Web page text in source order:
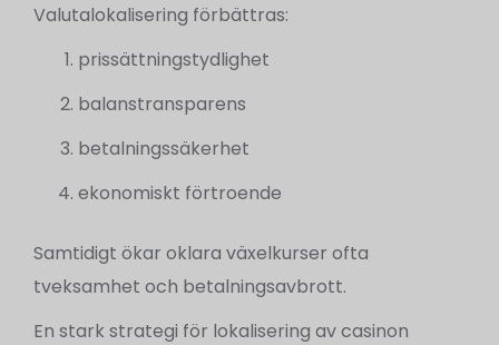
Valutalokalisering förbättras:
prissättningstydlighet
balanstransparens
betalningssäkerhet
ekonomiskt förtroende
Samtidigt ökar oklara växelkurser ofta
tveksamhet och betalningsavbrott.
En stark strategi för lokalisering av casinon